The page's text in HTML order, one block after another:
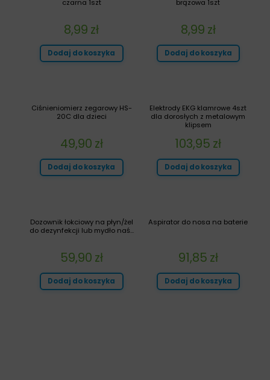
brązowa 1szt
8,99 zł
Dodaj do koszyka
czarna 1szt
8,99 zł
Dodaj do koszyka
Elektrody EKG klamrowe 4szt
dla dorosłych z metalowym
klipsem
103,95 zł
Dodaj do koszyka
Ciśnieniomierz zegarowy HS-
20C dla dzieci
49,90 zł
Dodaj do koszyka
Aspirator do nosa na baterie
91,85 zł
Dodaj do koszyka
Dozownik łokciowy na płyn/żel
do dezynfekcji lub mydło naś...
59,90 zł
Dodaj do koszyka